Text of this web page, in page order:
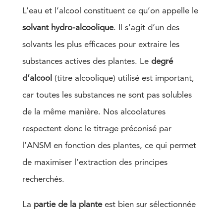
L’eau et l’alcool constituent ce qu’on appelle le
solvant hydro-alcoolique. Il s’agit d’un des
solvants les plus efficaces pour extraire les
substances actives des plantes. Le degré
d’alcool (titre alcoolique) utilisé est important,
car toutes les substances ne sont pas solubles
de la même manière. Nos alcoolatures
respectent donc le titrage préconisé par
l’ANSM en fonction des plantes, ce qui permet
de maximiser l’extraction des principes
recherchés.
La partie de la planteest bien sur sélectionnée